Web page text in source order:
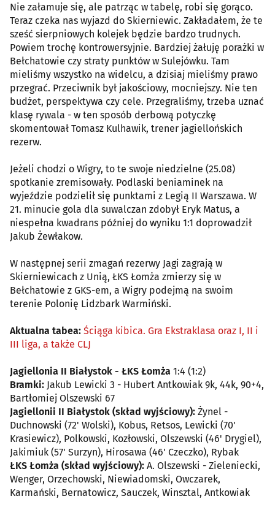
Nie załamuje się, ale patrząc w tabelę, robi się gorąco.
Teraz czeka nas wyjazd do Skierniewic. Zakładałem, że te
sześć sierpniowych kolejek będzie bardzo trudnych.
Powiem trochę kontrowersyjnie. Bardziej żałuję porażki w
Bełchatowie czy straty punktów w Sulejówku. Tam
mieliśmy wszystko na widelcu, a dzisiaj mieliśmy prawo
przegrać. Przeciwnik był jakościowy, mocniejszy. Nie ten
budżet, perspektywa czy cele. Przegraliśmy, trzeba uznać
klasę rywala - w ten sposób derbową potyczkę
skomentował Tomasz Kulhawik, trener jagiellońskich
rezerw.
Jeżeli chodzi o Wigry, to te swoje niedzielne (25.08)
spotkanie zremisowały. Podlaski beniaminek na
wyjeździe podzielił się punktami z Legią II Warszawa. W
21. minucie gola dla suwalczan zdobył Eryk Matus, a
niespełna kwadrans później do wyniku 1:1 doprowadził
Jakub Żewłakow.
W następnej serii zmagań rezerwy Jagi zagrają w
Skierniewicach z Unią, ŁKS Łomża zmierzy się w
Bełchatowie z GKS-em, a Wigry podejmą na swoim
terenie Polonię Lidzbark Warmiński.
Aktualna tabea: Ściąga kibica. Gra Ekstraklasa oraz I, II i
III liga, a także CLJ
Jagiellonia II Białystok - ŁKS Łomża 1:4 (1:2)
Bramki: Jakub Lewicki 3 - Hubert Antkowiak 9k, 44k, 90+4,
Bartłomiej Olszewski 67
Jagiellonii II Białystok (skład wyjściowy): Żynel -
Duchnowski (72' Wolski), Kobus, Retsos, Lewicki (70'
Krasiewicz), Polkowski, Kozłowski, Olszewski (46' Drygiel),
Jakimiuk (57' Surzyn), Hirosawa (46' Czeczko), Rybak
ŁKS Łomża (skład wyjściowy): A. Olszewski - Zieleniecki,
Wenger, Orzechowski, Niewiadomski, Owczarek,
Karmański, Bernatowicz, Sauczek, Winsztal, Antkowiak